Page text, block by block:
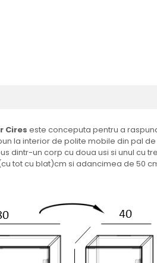
Cires este conceputa pentru a
la interior de polite mobile din pal
dintr-un corp cu doua usi si unul cu
tot cu blat)cm si adancimea de 50